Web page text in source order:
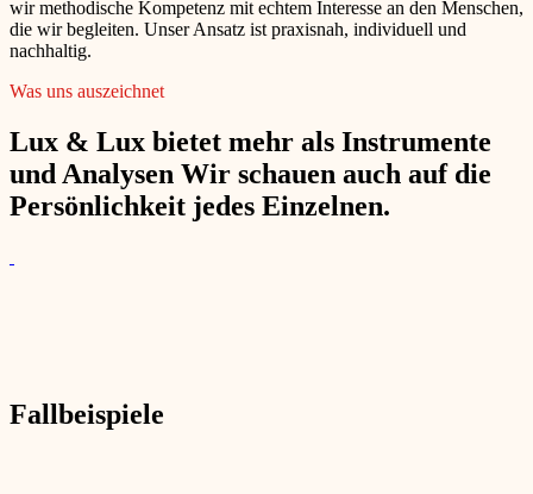
wir methodische Kompetenz mit echtem Interesse an den Menschen,
die wir begleiten. Unser Ansatz ist praxisnah, individuell und
nachhaltig.
Was uns auszeichnet
Lux & Lux bietet mehr als Instrumente
und Analysen Wir schauen auch auf die
Persönlichkeit jedes Einzelnen.
Fallbeispiele